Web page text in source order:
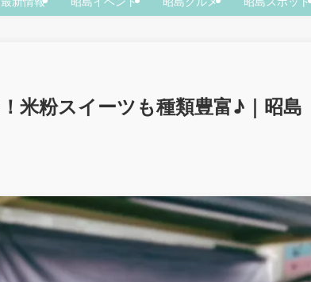
米粉スイーツも種類豊富♪｜昭島